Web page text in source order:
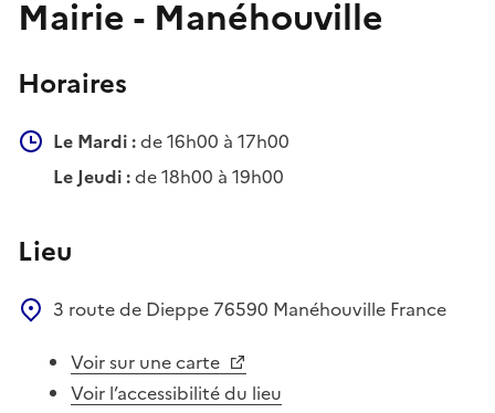
Mairie - Manéhouville
Horaires
Le Mardi :de 16h00 à 17h00
Le Jeudi :de 18h00 à 19h00
Lieu
3 route de Dieppe 76590 Manéhouville France
Voir sur une carte
Voir l’accessibilité du lieu